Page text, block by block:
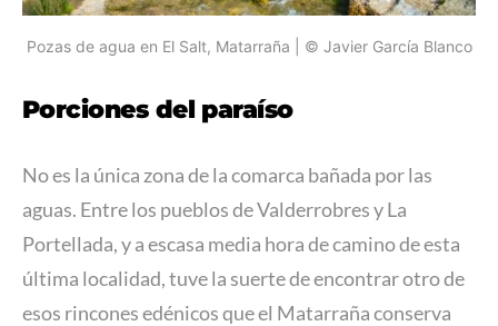
Pozas de agua en El Salt, Matarraña | © Javier García Blanco
Porciones del paraíso
No es la única zona de la comarca bañada por las
aguas. Entre los pueblos de Valderrobres y La
Portellada, y a escasa media hora de camino de esta
última localidad, tuve la suerte de encontrar otro de
esos rincones edénicos que el Matarraña conserva